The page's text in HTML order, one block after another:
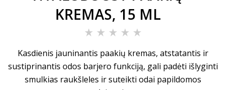
KREMAS, 15 ML
Kasdienis jauninantis paakių kremas, atstatantis ir
sustiprinantis odos barjero funkciją, gali padėti išlyginti
smulkias raukšleles ir suteikti odai papildomos